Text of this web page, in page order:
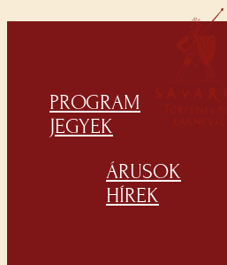
PROGRAM
JEGYEK
ÁRUSOK
HÍREK